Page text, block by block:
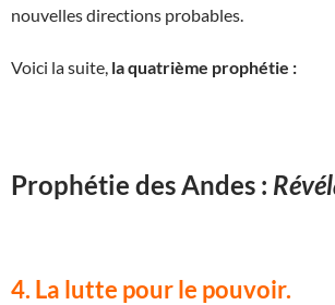
nouvelles directions probables.
Voici la suite, la quatrième prophétie :
Prophétie des Andes :
4. La lutte pour le pouvoir.